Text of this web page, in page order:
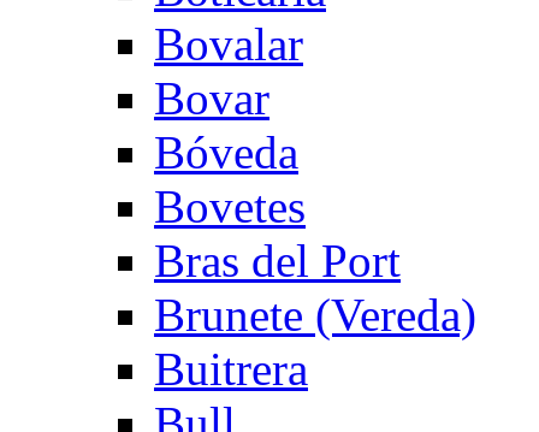
Bovalar
Bovar
Bóveda
Bovetes
Bras del Port
Brunete (Vereda)
Buitrera